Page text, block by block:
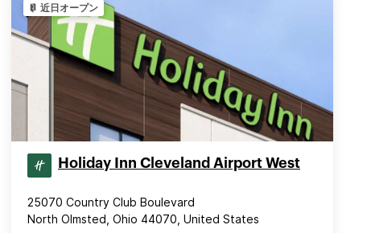
近日オープン
Holiday Inn Cleveland Airport West
25070 Country Club Boulevard
North Olmsted, Ohio 44070, United States